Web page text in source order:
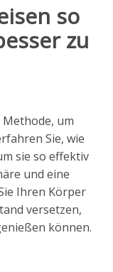
so
zu
um
Sie, wie
sie so effektiv
und eine
Ihren Körper
versetzen,
können.